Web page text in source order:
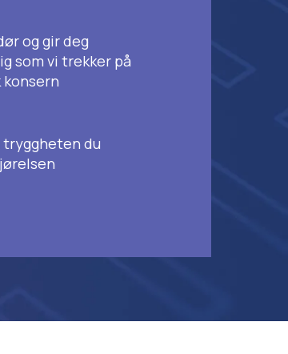
og gir deg
som vi trekker på
tryggheten du